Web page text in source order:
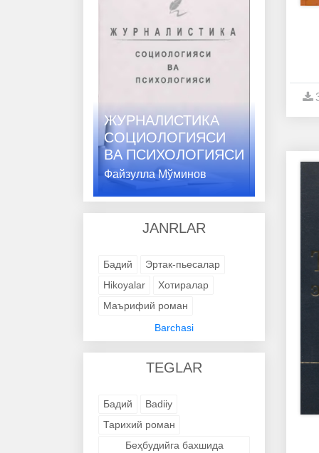
ЖУРНАЛИСТИКА
СОЦИОЛОГИЯСИ
ВA ПСИХОЛОГИЯСИ
Файзулла Мўминов
JANRLAR
Бадий
Эртак-пьесалар
Hikoyalar
Хотиралар
Маърифий роман
Адабий-бадиий
Avtobiografik
Avtobiografik
Avtobiografik
Avtobiografik
Avtobiografik
Badiiy
Barchasi
TEGLAR
Бадий
Badiiy
Тарихий роман
Беҳбудийга бахшида